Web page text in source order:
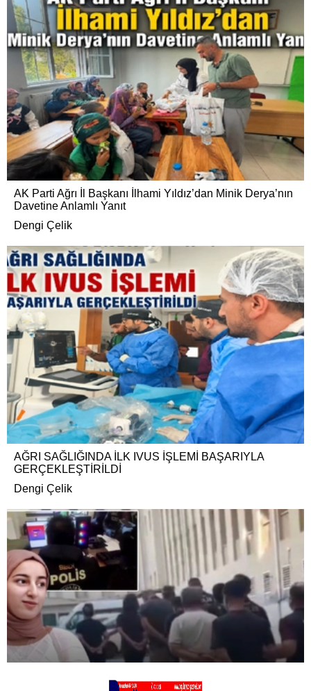
AK Parti Ağrı İl Başkanı İlhami Yıldız’dan Minik Derya’nın
Davetine Anlamlı Yanıt
Dengi Çelik
AĞRI SAĞLIĞINDA İLK IVUS İŞLEMİ BAŞARIYLA
GERÇEKLEŞTİRİLDİ
Dengi Çelik